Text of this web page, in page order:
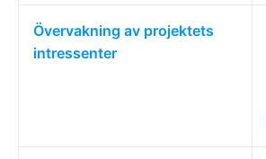
Övervakning av projektets
intressenter